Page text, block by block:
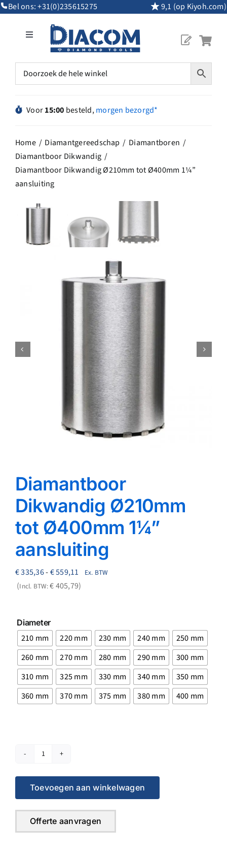
GaBel ons:+31(0)235615275 9,1 (op Kiyoh.com)
Toggle
Navigation
Mijn Account
Overig Gereedschap
Voor15:00 besteld,morgen bezorgd*
Home Diamantgereedschap
Diamantboren
Diamantboor Dikwandig
Diamantboor Dikwandig Ø210mm tot Ø400mm 1¼”
aansluiting
Diamantboor
Dikwandig Ø210mm
tot Ø400mm 1¼”
aansluiting
€335,36-€559,11 Prijsklasse:
€ 335,36
Ex. BTW
Incl. BTW:€405,79
Diameter
210 mm 220 mm 230 mm 240 mm
250 mm
260 mm
270 mm 280 mm 290 mm
300 mm
310 mm
325 mm 330 mm 340 mm
350 mm
360 mm
370 mm 375 mm 380 mm 400 mm
Diamantboor
Dikwandig
Ø210mm
tot
Ø400mm
1¼"
Toevoegen aan winkelwagen
Offerte aanvragen